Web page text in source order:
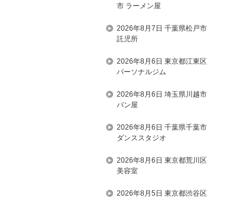
市 ラーメン屋
2026年8月7日 千葉県松戸市
託児所
2026年8月6日 東京都江東区
パーソナルジム
2026年8月6日 埼玉県川越市
パン屋
2026年8月6日 千葉県千葉市
ダンススタジオ
2026年8月6日 東京都荒川区
美容室
2026年8月5日 東京都渋谷区